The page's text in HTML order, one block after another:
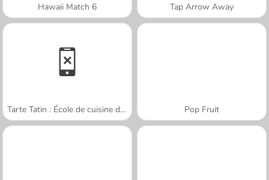
Hawaii Match 6 Tap Arrow Away
Tarte Tatin : École de cuisine de Sara Pop Fruit